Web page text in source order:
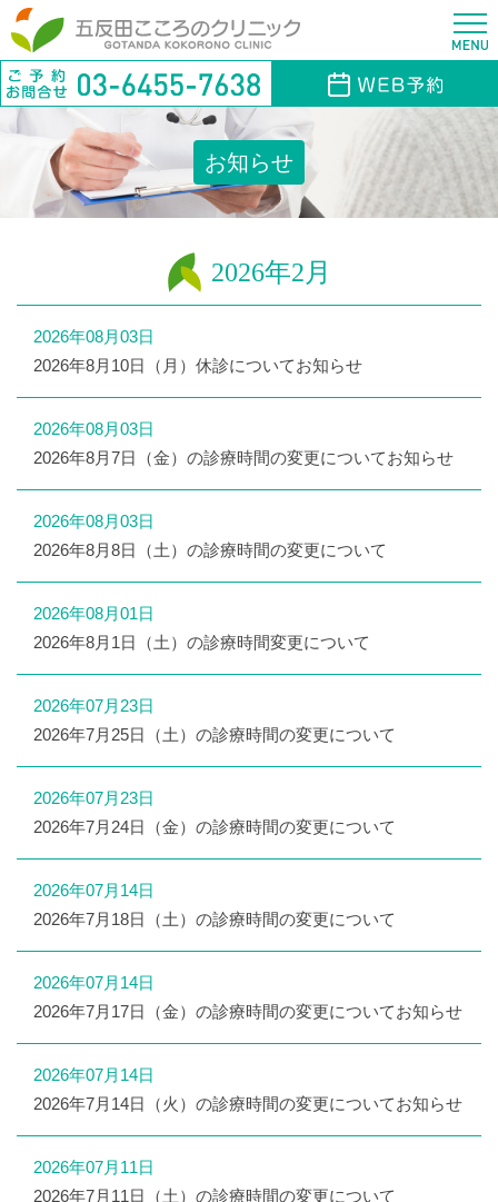
お知らせ
2026年2月
2026年08月03日
2026年8月10日（月）休診についてお知らせ
2026年08月03日
2026年8月7日（金）の診療時間の変更についてお知らせ
2026年08月03日
2026年8月8日（土）の診療時間の変更について
2026年08月01日
2026年8月1日（土）の診療時間変更について
2026年07月23日
2026年7月25日（土）の診療時間の変更について
2026年07月23日
2026年7月24日（金）の診療時間の変更について
2026年07月14日
2026年7月18日（土）の診療時間の変更について
2026年07月14日
2026年7月17日（金）の診療時間の変更についてお知らせ
2026年07月14日
2026年7月14日（火）の診療時間の変更についてお知らせ
2026年07月11日
2026年7月11日（土）の診療時間の変更について